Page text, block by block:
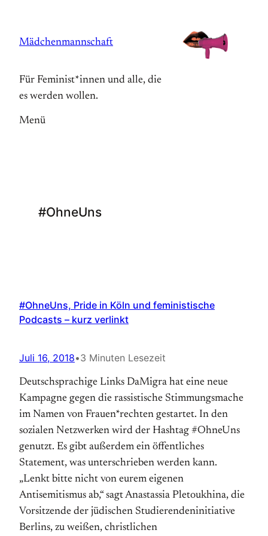
springen
Mädchenmannschaft
Für Feminist*innen und alle, die
es werden wollen.
Menü
#OhneUns
#OhneUns, Pride in Köln und feministische
Podcasts – kurz verlinkt
Juli 16, 2018•3 Minuten Lesezeit
Deutschsprachige Links DaMigra hat eine neue
Kampagne gegen die rassistische Stimmungsmache
im Namen von Frauen*rechten gestartet. In den
sozialen Netzwerken wird der Hashtag #OhneUns
genutzt. Es gibt außerdem ein öffentliches
Statement, was unterschrieben werden kann.
„Lenkt bitte nicht von eurem eigenen
Antisemitismus ab,“ sagt Anastassia Pletoukhina, die
Vorsitzende der jüdischen Studierendeninitiative
Berlins, zu weißen, christlichen